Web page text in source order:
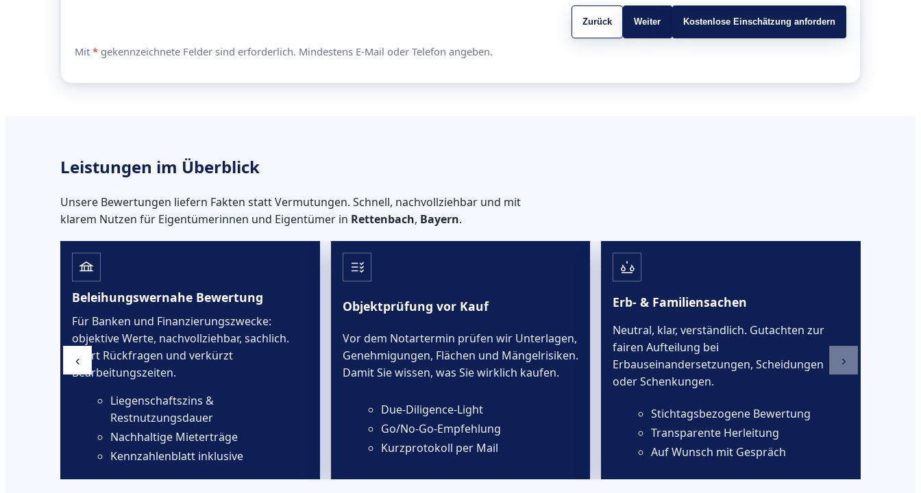
Zurück Weiter Kostenlose Einschätzung anfordern
Mit * gekennzeichnete Felder sind erforderlich. Mindestens E-Mail oder Telefon angeben.
Leistungen im Überblick
Unsere Bewertungen liefern Fakten statt Vermutungen. Schnell, nachvollziehbar und mit
klarem Nutzen für Eigentümerinnen und Eigentümer in Rettenbach, Bayern.
Beleihungswernahe Bewertung
Für Banken und Finanzierungszwecke:
objektive Werte, nachvollziehbar, sachlich.
Spart Rückfragen und verkürzt
Bearbeitungszeiten.
Liegenschaftszins &
Restnutzungsdauer
Nachhaltige Mieterträge
Kennzahlenblatt inklusive
Objektprüfung vor Kauf
Vor dem Notartermin prüfen wir Unterlagen,
Genehmigungen, Flächen und Mängelrisiken.
Damit Sie wissen, was Sie wirklich kaufen.
Due-Diligence-Light
Go/No-Go-Empfehlung
Kurzprotokoll per Mail
Erb- & Familiensachen
Neutral, klar, verständlich. Gutachten zur
fairen Aufteilung bei
Erbauseinandersetzungen, Scheidungen
oder Schenkungen.
Stichtagsbezogene Bewertung
Transparente Herleitung
Auf Wunsch mit Gespräch
‹ ›